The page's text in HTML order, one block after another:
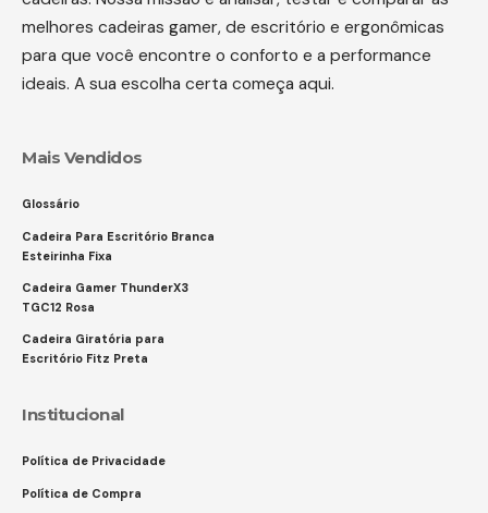
melhores cadeiras gamer, de escritório e ergonômicas
para que você encontre o conforto e a performance
ideais. A sua escolha certa começa aqui.
Mais Vendidos
Glossário
Cadeira Para Escritório Branca
Esteirinha Fixa
Cadeira Gamer ThunderX3
TGC12 Rosa
Cadeira Giratória para
Escritório Fitz Preta
Institucional
Política de Privacidade
Política de Compra